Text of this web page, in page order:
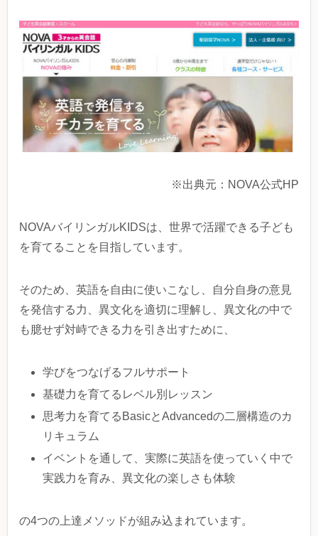
※出典元：NOVA公式HP
NOVAバイリンガルKIDSは、世界で活躍できる子ども
を育てることを目指しています。
そのため、英語を自由に使いこなし、自分自身の意見
を発信する力、異文化を適切に理解し、異文化の中で
も臆せず対峙できる力を引き出すために、
学びをつなげるフルサポート
基礎力を育てるレベル別レッスン
思考力を育てるBasicとAdvancedの二層構造のカ
リキュラム
イベントを通して、実際に英語を使っていく中で
実践力を育み、異文化の楽しさも体験
の4つの上達メソッドが組み込まれています。